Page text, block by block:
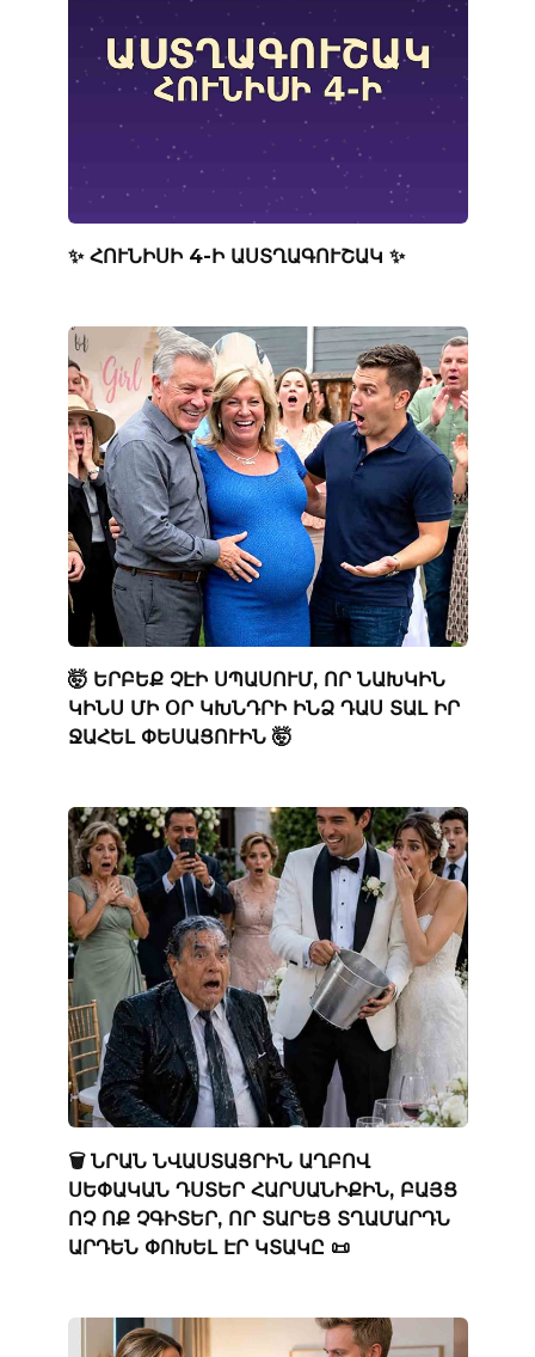
✨ ՀՈՒՆԻՍԻ 4-Ի ԱՍՏՂԱԳՈՒՇԱԿ ✨
🤯 ԵՐԲԵՔ ՉԷԻ ՍՊԱՍՈՒՄ, ՈՐ ՆԱԽԿԻՆ
ԿԻՆՍ ՄԻ ՕՐ ԿԽՆԴՐԻ ԻՆՁ ԴԱՍ ՏԱԼ ԻՐ
ՋԱՀԵԼ ՓԵՍԱՑՈՒԻՆ 🤯
🗑️ ՆՐԱՆ ՆՎԱՍՏԱՑՐԻՆ ԱՂԲՈՎ
ՍԵՓԱԿԱՆ ԴՍՏԵՐ ՀԱՐՍԱՆԻՔԻՆ, ԲԱՅՑ
ՈՉ ՈՔ ՉԳԻՏԵՐ, ՈՐ ՏԱՐԵՑ ՏՂԱՄԱՐԴՆ
ԱՐԴԵՆ ՓՈԽԵԼ ԷՐ ԿՏԱԿԸ 📜